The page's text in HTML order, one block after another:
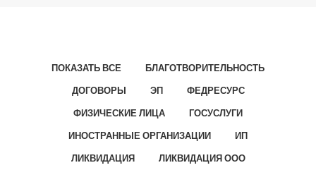
ПОКАЗАТЬ ВСЕ
БЛАГОТВОРИТЕЛЬНОСТЬ
ДОГОВОРЫ
ЭП
ФЕДРЕСУРС
ФИЗИЧЕСКИЕ ЛИЦА
ГОСУСЛУГИ
ИНОСТРАННЫЕ ОРГАНИЗАЦИИ
ИП
ЛИКВИДАЦИЯ
ЛИКВИДАЦИЯ ООО